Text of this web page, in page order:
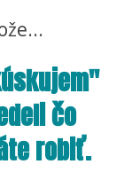
čo
robiť.